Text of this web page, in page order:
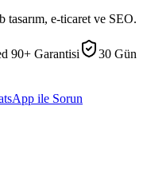
tasarım, e-ticaret ve SEO.
90+ Garantisi
30 Gün
ile Sorun